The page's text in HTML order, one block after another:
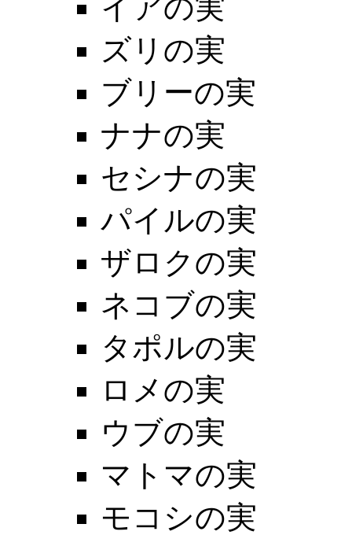
イアの実
ズリの実
ブリーの実
ナナの実
セシナの実
パイルの実
ザロクの実
ネコブの実
タポルの実
ロメの実
ウブの実
マトマの実
モコシの実